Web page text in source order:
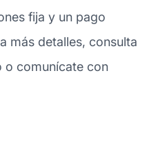
fija y un pago
más detalles, consulta
o comunícate con